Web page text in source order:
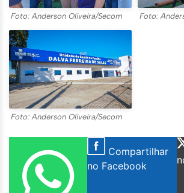
Foto: Anderson Oliveira/Secom Foto:
Foto: Anderson Oliveira/Secom
Compartilhar
no Facebook